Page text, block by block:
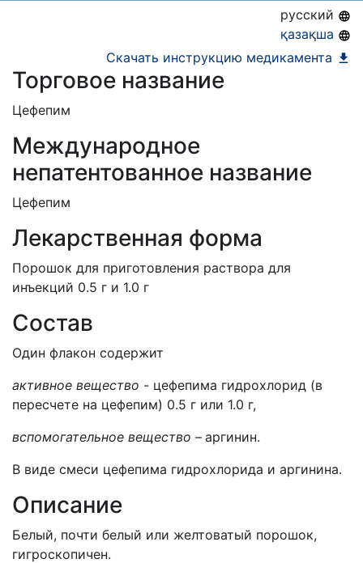
ЕД (Включено в Список ЛС в рамках ГОБМП,
русский
қазақша
Скачать инструкцию медикамента
Торговое название
Цефепим
Международное
непатентованное название
Цефепим
Лекарственная форма
Порошок для приготовления раствора для
инъекций 0.5 г и 1.0 г
Состав
Один флакон содержит
активное вещество - цефепима гидрохлорид (в
пересчете на цефепим) 0.5 г или 1.0 г,
вспомогательное вещество – аргинин.
В виде смеси цефепима гидрохлорида и аргинина.
Описание
Белый, почти белый или желтоватый порошок,
гигроскопичен.